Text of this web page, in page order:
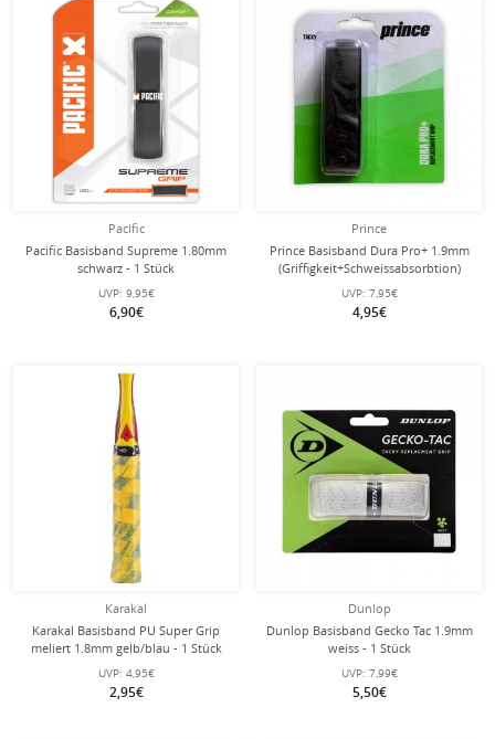
Pacific
Pacific Basisband Supreme 1.80mm
schwarz - 1 Stück
UVP: 9,95€
6,90€
Prince
Prince Basisband Dura Pro+ 1.9mm
(Griffigkeit+Schweissabsorbtion)
schwarz - 1 Stück
UVP: 7,95€
4,95€
Karakal
Karakal Basisband PU Super Grip
meliert 1.8mm gelb/blau - 1 Stück
UVP: 4,95€
2,95€
Dunlop
Dunlop Basisband Gecko Tac 1.9mm
weiss - 1 Stück
UVP: 7,99€
5,50€